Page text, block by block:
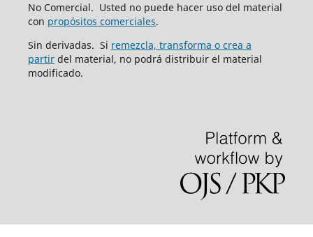
No Comercial. Usted no puede hacer uso del material
con propósitos comerciales.
Sin derivadas. Si remezcla, transforma o crea a
partirdel material, no podrá distribuir el material
modificado.